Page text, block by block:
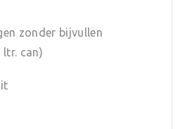
zonder bijvullen
ltr. can)